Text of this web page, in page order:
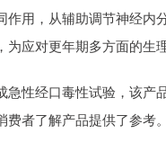
用，从辅助调节神经内
应对更年期多方面的生
性经口毒性试验，该产
者了解产品提供了参